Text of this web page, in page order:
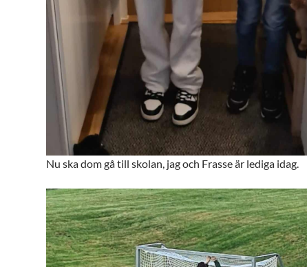
Nu ska dom gå till skolan, jag och Frasse är lediga idag.